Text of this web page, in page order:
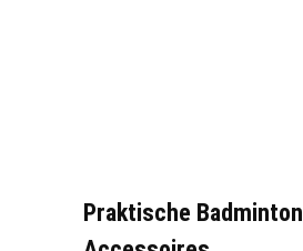
Praktische Badminton